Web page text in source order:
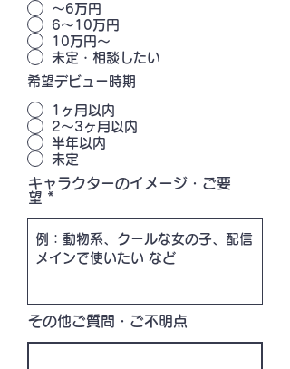
〜6万円
6〜10万円
10万円〜
未定・相談したい
希望デビュー時期
1ヶ月以内
2〜3ヶ月以内
半年以内
未定
キャラクターのイメージ・ご要
望
その他ご質問・ご不明点